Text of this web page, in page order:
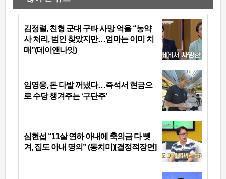
김정렬, 친형 군대 구타 사망 억울 “농약
사 처리, 범인 찾았지만…엄마는 이미 치
매”(데이앤나잇)
임영웅, 돈 다발 꺼냈다…즉석서 현금으
로 수당 챙겨주는 ‘구단주’
심현섭 “11살 연하 아내에 축의금 다 뺏
겨, 집도 아내 명의” (동치미)[결정적장면]